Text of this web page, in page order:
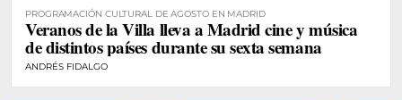
PROGRAMACIÓN CULTURAL DE AGOSTO EN MADRID
Veranos de la Villa lleva a Madrid cine y música
de distintos países durante su sexta semana
ANDRÉS FIDALGO